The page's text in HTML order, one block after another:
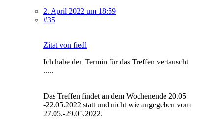
2. April 2022 um 18:59
#35
Zitat von fiedl
Ich habe den Termin für das Treffen vertauscht
.....
Das Treffen findet an dem Wochenende 20.05
-22.05.2022 statt und nicht wie angegeben vom
27.05.-29.05.2022.